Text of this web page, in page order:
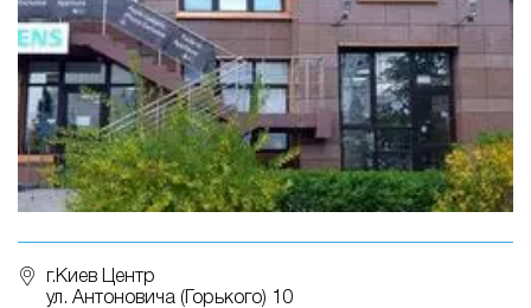
г.Киев Центр
ул. Антоновича (Горького) 10